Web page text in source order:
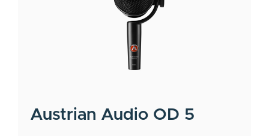
Austrian Audio OD 5